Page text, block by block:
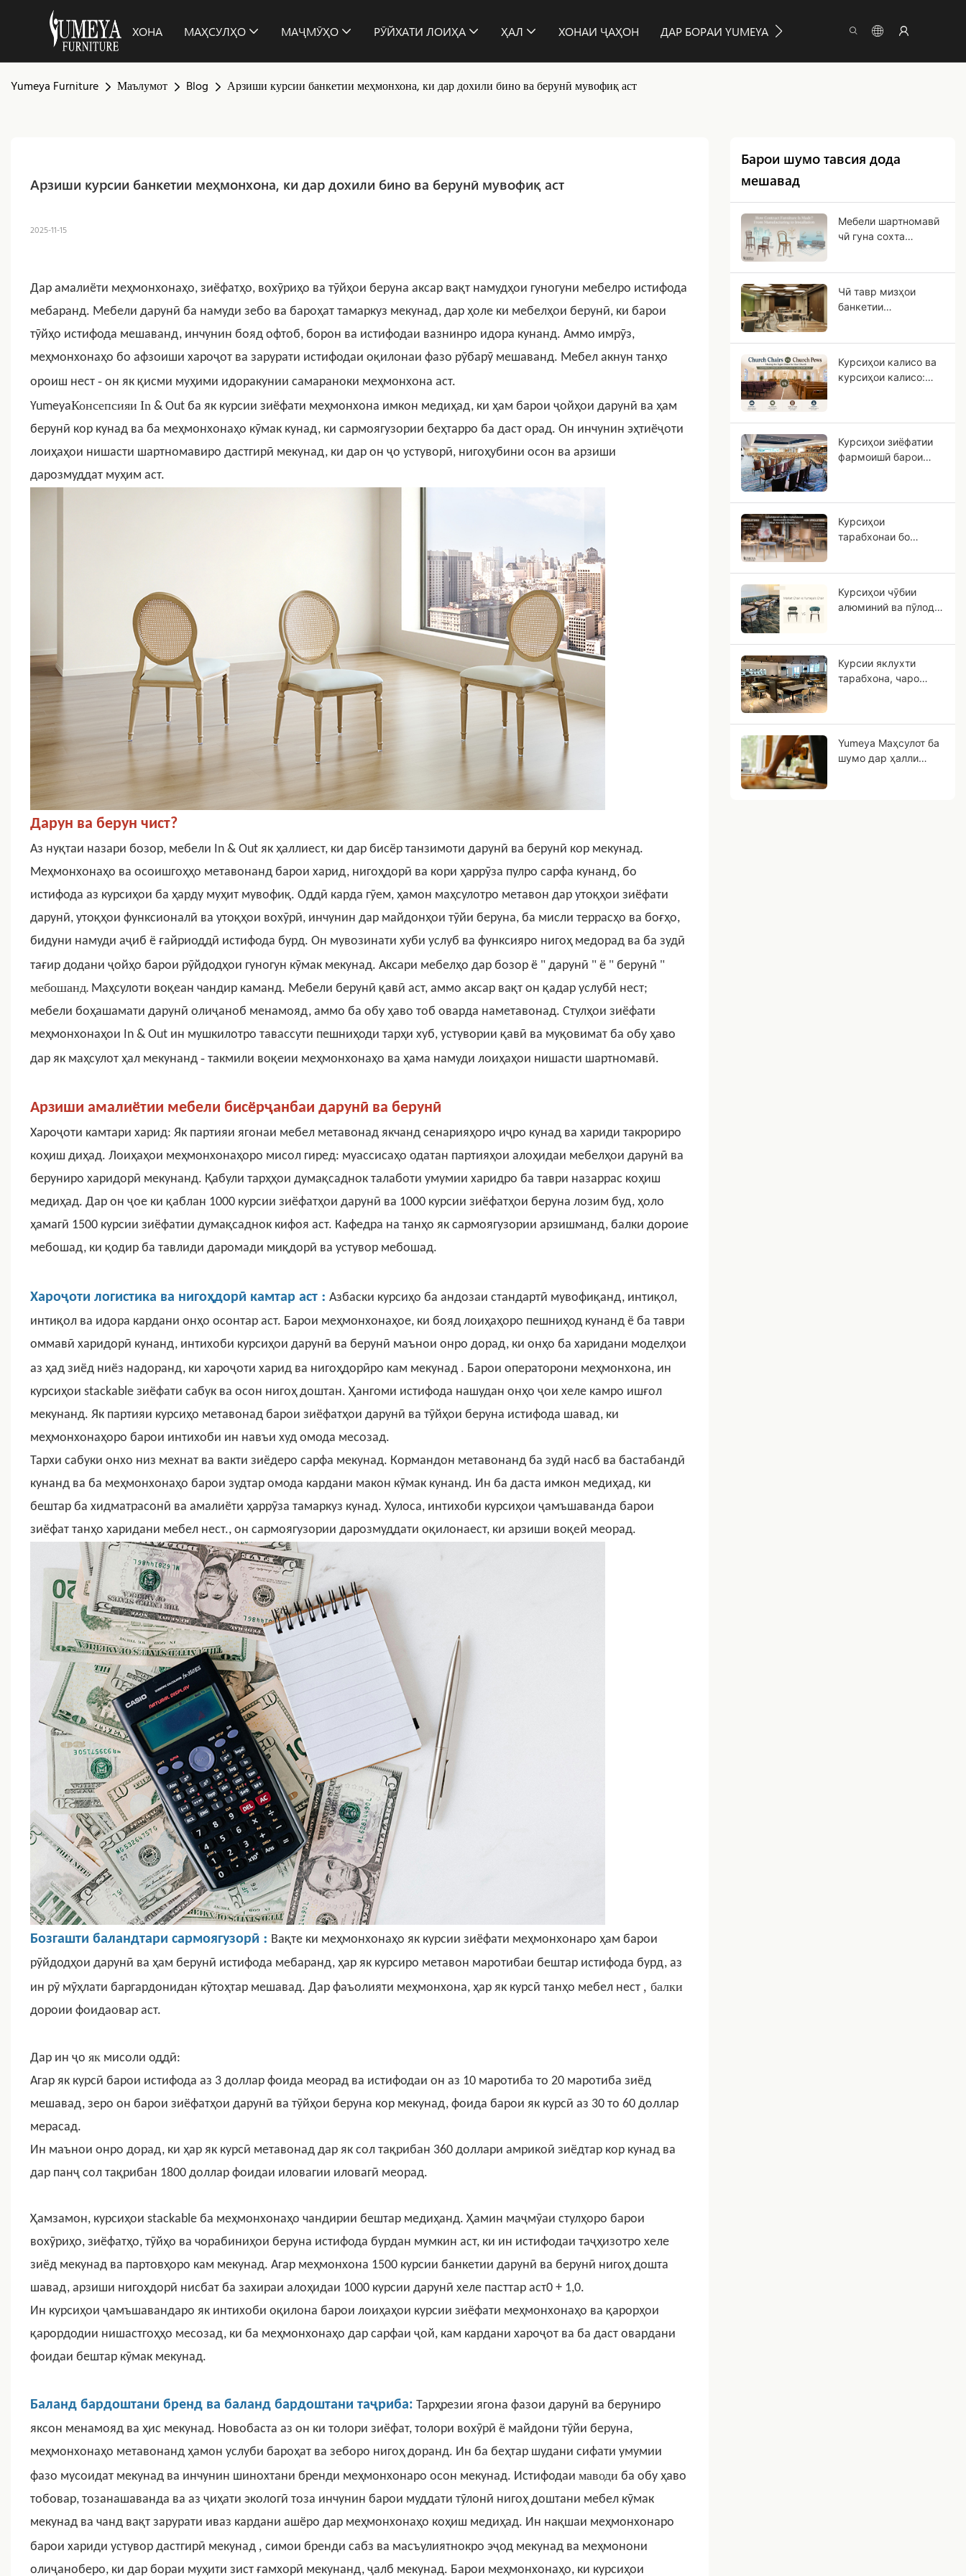
ХОНА МАҲСУЛҲО МАҶМӮҲО РӮЙХАТИ ЛОИҲА ҲАЛ ХОНАИ ҶАҲОН ДАР БОРАИ YUMEYA МАЪЛУМОТ ПАЙВАСТ
Yumeya Furniture Маълумот Blog Арзиши курсии банкетии меҳмонхона, ки дар дохили бино ва берунӣ мувофиқ аст
Арзиши курсии банкетии меҳмонхона, ки дар дохили бино ва берунӣ мувофиқ аст
2025-11-15
Дар амалиёти меҳмонхонаҳо, зиёфатҳо, вохӯриҳо ва тӯйҳои беруна аксар вақт намудҳои гуногуни мебелро истифода
мебаранд. Мебели дарунӣ ба намуди зебо ва бароҳат тамаркуз мекунад, дар ҳоле ки мебелҳои берунӣ, ки барои
тӯйҳо истифода мешаванд, инчунин бояд офтоб, борон ва истифодаи вазнинро идора кунанд. Аммо имрӯз,
меҳмонхонаҳо бо афзоиши хароҷот ва зарурати истифодаи оқилонаи фазо рӯбарӯ мешаванд. Мебел акнун танҳо
ороиш нест - он як қисми муҳими идоракунии самараноки меҳмонхона аст.
YumeyaКонсепсияи In & Out ба як курсии зиёфати меҳмонхона имкон медиҳад, ки ҳам барои ҷойҳои дарунӣ ва ҳам
берунӣ кор кунад ва ба меҳмонхонаҳо кӯмак кунад, ки сармоягузории беҳтарро ба даст орад. Он инчунин эҳтиёҷоти
лоиҳаҳои нишасти шартномавиро дастгирӣ мекунад, ки дар он ҷо устуворӣ, нигоҳубини осон ва арзиши
дарозмуддат муҳим аст.
Дарун ва берун чист?
Аз нуқтаи назари бозор, мебели In & Out як ҳаллиест, ки дар бисёр танзимоти дарунӣ ва берунӣ кор мекунад.
Меҳмонхонаҳо ва осоишгоҳҳо метавонанд барои харид, нигоҳдорӣ ва кори ҳаррӯза пулро сарфа кунанд, бо
истифода аз курсиҳои ба ҳарду муҳит мувофиқ. Оддӣ карда гӯем, ҳамон маҳсулотро метавон дар утоқҳои зиёфати
дарунӣ, утоқҳои функсионалӣ ва утоқҳои вохӯрӣ, инчунин дар майдонҳои тӯйи беруна, ба мисли террасҳо ва боғҳо,
бидуни намуди аҷиб ё ғайриоддӣ истифода бурд. Он мувозинати хуби услуб ва функсияро нигоҳ медорад ва ба зудӣ
тағир додани ҷойҳо барои рӯйдодҳои гуногун кӯмак мекунад. Аксари мебелҳо дар бозор ё " дарунӣ " ё " берунӣ "
мебошанд. Маҳсулоти воқеан чандир каманд. Мебели берунӣ қавӣ аст, аммо аксар вақт он қадар услубӣ нест;
мебели боҳашамати дарунӣ олиҷаноб менамояд, аммо ба обу ҳаво тоб оварда наметавонад. Стулҳои зиёфати
меҳмонхонаҳои In & Out ин мушкилотро тавассути пешниҳоди тарҳи хуб, устувории қавӣ ва муқовимат ба обу ҳаво
дар як маҳсулот ҳал мекунанд - такмили воқеии меҳмонхонаҳо ва ҳама намуди лоиҳаҳои нишасти шартномавӣ.
Арзиши амалиётии мебели бисёрҷанбаи дарунӣ ва берунӣ
Хароҷоти камтари харид: Як партияи ягонаи мебел метавонад якчанд сенарияҳоро иҷро кунад ва хариди такрориро
коҳиш диҳад. Лоиҳаҳои меҳмонхонаҳоро мисол гиред: муассисаҳо одатан партияҳои алоҳидаи мебелҳои дарунӣ ва
беруниро харидорӣ мекунанд. Қабули тарҳҳои думақсаднок талаботи умумии харидро ба таври назаррас коҳиш
медиҳад. Дар он ҷое ки қаблан 1000 курсии зиёфатҳои дарунӣ ва 1000 курсии зиёфатҳои беруна лозим буд, ҳоло
ҳамагӣ 1500 курсии зиёфатии думақсаднок кифоя аст. Кафедра на танҳо як сармоягузории арзишманд, балки дороие
мебошад, ки қодир ба тавлиди даромади миқдорӣ ва устувор мебошад.
Хароҷоти логистика ва нигоҳдорӣ камтар аст : Азбаски курсиҳо ба андозаи стандартӣ мувофиқанд, интиқол,
интиқол ва идора кардани онҳо осонтар аст. Барои меҳмонхонаҳое, ки бояд лоиҳаҳоро пешниҳод кунанд ё ба таври
оммавӣ харидорӣ кунанд, интихоби курсиҳои дарунӣ ва берунӣ маънои онро дорад, ки онҳо ба харидани моделҳои
аз ҳад зиёд ниёз надоранд, ки хароҷоти харид ва нигоҳдорӣро кам мекунад . Барои операторони меҳмонхона, ин
курсиҳои stackable зиёфати сабук ва осон нигоҳ доштан. Ҳангоми истифода нашудан онҳо ҷои хеле камро ишғол
мекунанд. Як партияи курсиҳо метавонад барои зиёфатҳои дарунӣ ва тӯйҳои беруна истифода шавад, ки
меҳмонхонаҳоро барои интихоби ин навъи худ омода месозад.
Тархи сабуки онхо низ мехнат ва вакти зиёдеро сарфа мекунад. Кормандон метавонанд ба зудӣ насб ва бастабандӣ
кунанд ва ба меҳмонхонаҳо барои зудтар омода кардани макон кӯмак кунанд. Ин ба даста имкон медиҳад, ки
бештар ба хидматрасонӣ ва амалиёти ҳаррӯза тамаркуз кунад. Хулоса, интихоби курсиҳои ҷамъшаванда барои
зиёфат танҳо харидани мебел нест., он сармоягузории дарозмуддати оқилонаест, ки арзиши воқеӣ меорад.
Бозгашти баландтари сармоягузорӣ : Вақте ки меҳмонхонаҳо як курсии зиёфати меҳмонхонаро ҳам барои
рӯйдодҳои дарунӣ ва ҳам берунӣ истифода мебаранд, ҳар як курсиро метавон маротибаи бештар истифода бурд, аз
ин рӯ мӯҳлати баргардонидан кӯтоҳтар мешавад. Дар фаъолияти меҳмонхона, ҳар як курсӣ танҳо мебел нест , балки
дороии фоидаовар аст.
Дар ин ҷо як мисоли оддӣ:
Агар як курсӣ барои истифода аз 3 доллар фоида меорад ва истифодаи он аз 10 маротиба то 20 маротиба зиёд
мешавад, зеро он барои зиёфатҳои дарунӣ ва тӯйҳои беруна кор мекунад, фоида барои як курсӣ аз 30 то 60 доллар
мерасад.
Ин маънои онро дорад, ки ҳар як курсӣ метавонад дар як сол тақрибан 360 доллари амрикоӣ зиёдтар кор кунад ва
дар панҷ сол тақрибан 1800 доллар фоидаи иловагии иловагӣ меорад.
Ҳамзамон, курсиҳои stackable ба меҳмонхонаҳо чандирии бештар медиҳанд. Ҳамин маҷмӯаи стулҳоро барои
вохӯриҳо, зиёфатҳо, тӯйҳо ва чорабиниҳои беруна истифода бурдан мумкин аст, ки ин истифодаи таҷҳизотро хеле
зиёд мекунад ва партовҳоро кам мекунад. Агар меҳмонхона 1500 курсии банкетии дарунӣ ва берунӣ нигоҳ дошта
шавад, арзиши нигоҳдорӣ нисбат ба захираи алоҳидаи 1000 курсии дарунӣ хеле пасттар аст0 + 1,0.
Ин курсиҳои ҷамъшавандаро як интихоби оқилона барои лоиҳаҳои курсии зиёфати меҳмонхонаҳо ва қарорҳои
қарордодии нишастгоҳҳо месозад, ки ба меҳмонхонаҳо дар сарфаи ҷой, кам кардани хароҷот ва ба даст овардани
фоидаи бештар кӯмак мекунад.
Баланд бардоштани бренд ва баланд бардоштани таҷриба: Тарҳрезии ягона фазои дарунӣ ва беруниро
яксон менамояд ва ҳис мекунад. Новобаста аз он ки толори зиёфат, толори вохӯрӣ ё майдони тӯйи беруна,
меҳмонхонаҳо метавонанд ҳамон услуби бароҳат ва зеборо нигоҳ доранд. Ин ба беҳтар шудани сифати умумии
фазо мусоидат мекунад ва инчунин шинохтани бренди меҳмонхонаро осон мекунад. Истифодаи маводи ба обу ҳаво
тобовар, тозанашаванда ва аз ҷиҳати экологӣ тоза инчунин барои муддати тӯлонӣ нигоҳ доштани мебел кӯмак
мекунад ва чанд вақт зарурати иваз кардани ашёро дар меҳмонхонаҳо коҳиш медиҳад. Ин нақшаи меҳмонхонаро
барои хариди устувор дастгирӣ мекунад , симои бренди сабз ва масъулиятнокро эҷод мекунад ва меҳмонони
олиҷаноберо, ки дар бораи муҳити зист ғамхорӣ мекунанд, ҷалб мекунад. Барои меҳмонхонаҳо, ки курсиҳои
Барои шумо тавсия дода
мешавад
Мебели шартномавӣ
чӣ гуна сохта
Чӣ тавр мизҳои
банкетии
мумкин аст?
Курсиҳои калисо ва
курсиҳои калисо:
шумо мувофиқ аст?
Курсиҳои зиёфатии
фармоишӣ барои
лоиҳаҳои
меҳмонхонаҳои
ситорадор
Курсиҳои
тарабхонаи бо
Курсиҳои чӯбии
алюминий ва пӯлодӣ:
Курсии яклухти
тарабхона, чаро
шумо дар оянда
бошад?
Yumeya Маҳсулот ба
шумо дар ҳалли